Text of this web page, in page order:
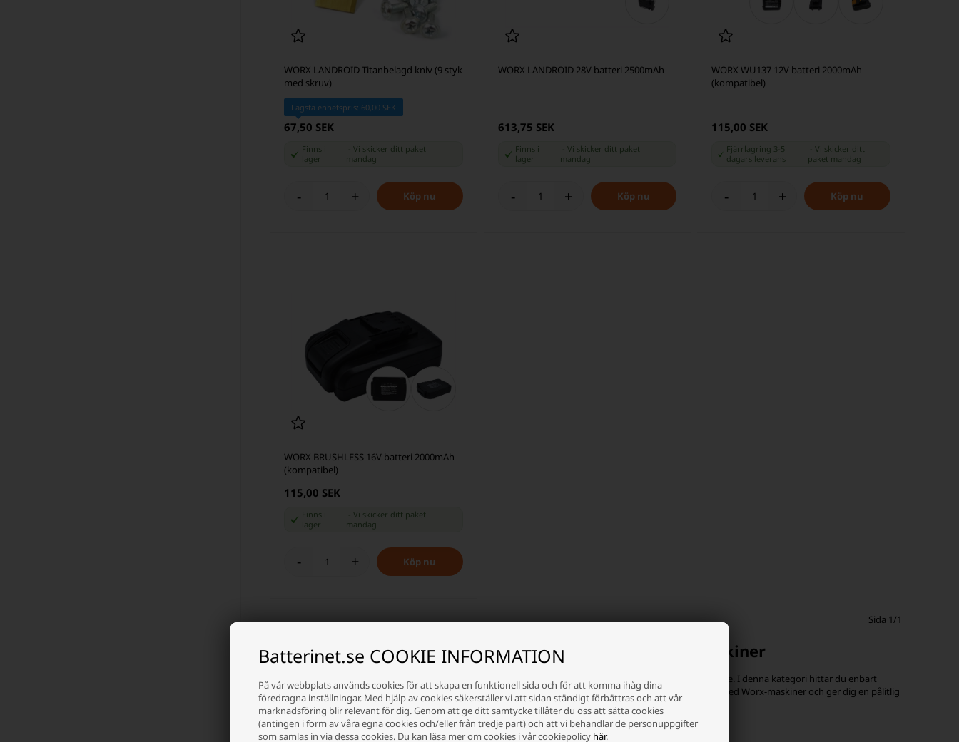
Batterinet.se COOKIE INFORMATION
På vår webbplats används cookies för att skapa en funktionell sida och för att komma ihåg dina
föredragna inställningar. Med hjälp av cookies säkerställer vi att sidan ständigt förbättras och att vår
marknadsföring blir relevant för dig. Genom att ge ditt samtycke tillåter du oss att sätta cookies
(antingen i form av våra egna cookies och/eller från tredje part) och att vi behandlar de personuppgifter
som samlas in via dessa cookies. Du kan läsa mer om cookies i vår cookiepolicy här.
WORX LANDROID Titanbelagd kniv (9 styk
med skruv)
Lägsta enhetspris: 60,00 SEK
67,50 SEK
Finns i
lager
-Vi skicker ditt paket
mandag
- +
WORX LANDROID 28V batteri 2500mAh
613,75 SEK
Finns i
lager
Vi skicker ditt paket
mandag
- +
WORX WU137 12V batteri 2000mAh
(kompatibel)
115,00 SEK
Fjärrlagring 3-5
dagars leverans
Vi skicker ditt
paket mandag
- +
WORX BRUSHLESS 16V batteri 2000mAh
(kompatibel)
115,00 SEK
Finns i
lager
-Vi skicker ditt paket
mandag
- +
Sida 1/1
Kompatibla batterier för Worx verktyg och trädgårdsmaskiner
Worx är känt för innovativa lösningar inom batteridrivet elverktyg, trädgårdsmaskiner och robotgräsklippare. I denna kategori hittar du enbart
kompatibla batterier för Worx – inga originalbatterier. De kompatibla batterierna är designade att fungera med Worx-maskiner och ger dig en pålitlig
och ekonomisk lösning när ditt befintliga batteri behöver bytas ut eller kompletteras.
Batteridrivet elverktyg och trädgårdsredskap från Worx